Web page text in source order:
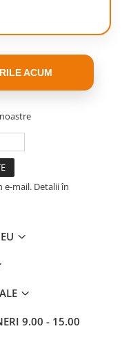
ACUM
mail. Detalii în
9.00 - 15.00